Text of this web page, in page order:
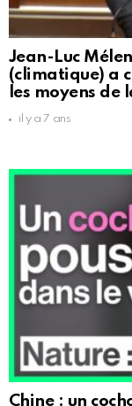
Jean-Luc
(climatique) a
les moyens de
il y a 7 ans
Chine : un